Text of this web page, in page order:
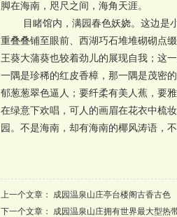
脚在海南，咫尺之间，海角天涯。
目睹馆内，满园春色妖娆。这边是
重叠叠铺至眼前、西湖巧石堆堆砌砌点
王葵大蒲葵也较着劲儿的展现自我；这
一隅是珍稀的红皮香樟，那一隅是茂密
郁葱葱翠色逼人；要纤柔有美人蕉，要
在绿意下欢唱，可人的画眉在花衣中梳
园。不是海南，却有海南的椰风涛语，
上一个文章： 成园温泉山庄亭台楼阁古香古色
下一个文章： 成园温泉山庄拥有世界最大型热